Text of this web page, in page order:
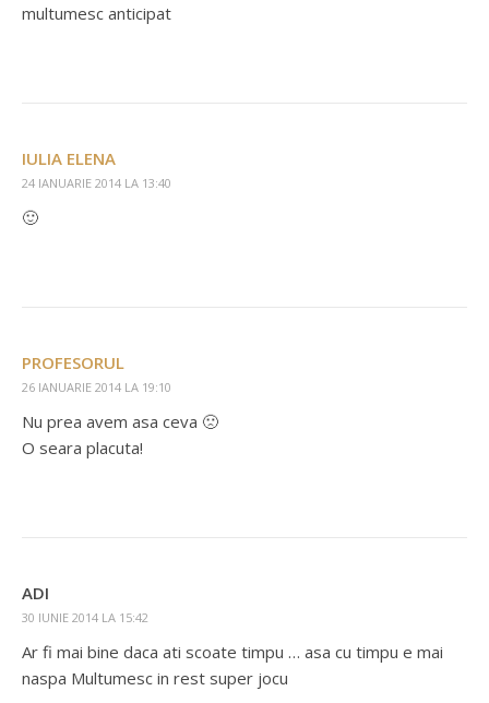
multumesc anticipat
IULIA ELENA
24 IANUARIE 2014 LA 13:40
🙂
PROFESORUL
26 IANUARIE 2014 LA 19:10
Nu prea avem asa ceva 🙁
O seara placuta!
ADI
30 IUNIE 2014 LA 15:42
Ar fi mai bine daca ati scoate timpu … asa cu timpu e mai
naspa Multumesc in rest super jocu